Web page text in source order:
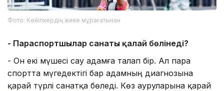
Фото: Кейіпкердің жеке мұрағатынан
- Параспортшылар санаты қалай бөлінеді?
- Он екі мүшесі сау адамға талап бір. Ал пара
спортта мүгедектігі бар адамның диагнозына
қарай түрлі санатқа бөледі. Көз ауруларына қарай